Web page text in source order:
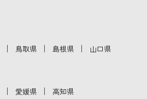
｜ 鳥取県 ｜ 島根県 ｜ 山口県
｜ 愛媛県 ｜ 高知県